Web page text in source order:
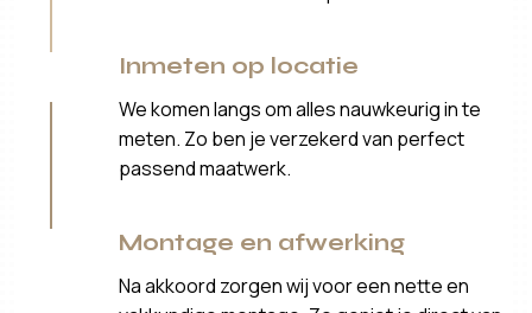
Inmeten op locatie
We komen langs om alles nauwkeurig in te
meten. Zo ben je verzekerd van perfect
passend maatwerk.
Montage en afwerking
Na akkoord zorgen wij voor een nette en